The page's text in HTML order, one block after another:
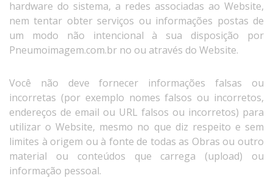
hardware do sistema, a redes associadas ao Website,
nem tentar obter serviços ou informações postas de
um modo não intencional à sua disposição por
Pneumoimagem.com.br no ou através do Website.
Você não deve fornecer informações falsas ou
incorretas (por exemplo nomes falsos ou incorretos,
endereços de email ou URL falsos ou incorretos) para
utilizar o Website, mesmo no que diz respeito e sem
limites à origem ou à fonte de todas as Obras ou outro
material ou conteúdos que carrega (upload) ou
informação pessoal.